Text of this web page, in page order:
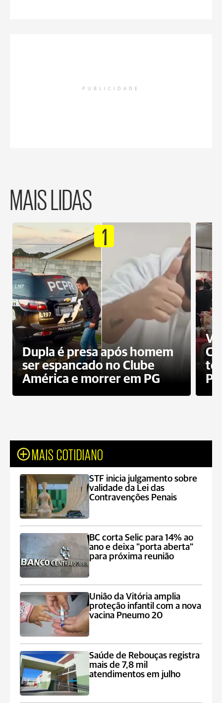
PUBLICIDADE
MAIS LIDAS
1
Dupla é presa após homem
ser espancado no Clube
América e morrer em PG
PG
MAIS COTIDIANO
STF inicia julgamento sobre
validade da Lei das
Contravenções Penais
BC corta Selic para 14% ao
ano e deixa "porta aberta"
para próxima reunião
União da Vitória amplia
proteção infantil com a nova
vacina Pneumo 20
Saúde de Rebouças registra
mais de 7,8 mil
atendimentos em julho